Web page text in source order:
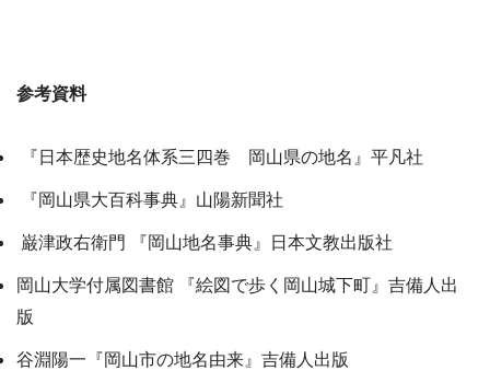
参考資料
『日本歴史地名体系三四巻 岡山県の地名』平凡社
『岡山県大百科事典』山陽新聞社
巌津政右衛門 『岡山地名事典』日本文教出版社
岡山大学付属図書館 『絵図で歩く岡山城下町』吉備人出
版
谷淵陽一『岡山市の地名由来』吉備人出版